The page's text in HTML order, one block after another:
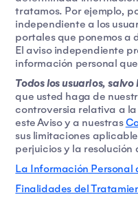
tratamos. Por ejemplo,
independiente a los
portales que ponemos a
El aviso independiente
información personal
Todos los usuarios,
que usted haga de
controversia relativa a
este Aviso y a nuestras
sus limitaciones
perjuicios y la resolución
La Información Personal
Finalidades del